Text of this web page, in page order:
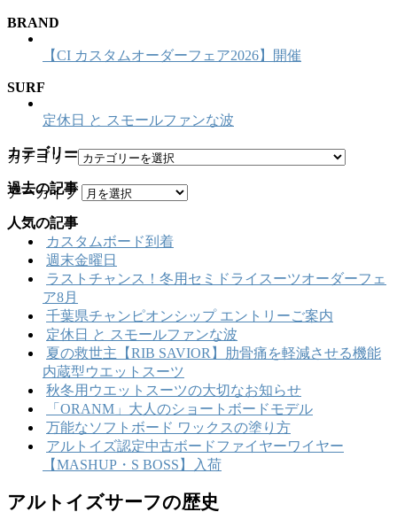
BRAND
【CI カスタムオーダーフェア2026】開催
SURF
定休日 と スモールファンな波
カテゴリー
カテゴリー
過去の記事
アーカイブ
人気の記事
カスタムボード到着
週末金曜日
ラストチャンス！冬用セミドライスーツオーダーフェ
ア8月
千葉県チャンピオンシップ エントリーご案内
定休日 と スモールファンな波
夏の救世主【RIB SAVIOR】肋骨痛を軽減させる機能
内蔵型ウエットスーツ
秋冬用ウエットスーツの大切なお知らせ
「ORANM」大人のショートボードモデル
万能なソフトボード ワックスの塗り方
アルトイズ認定中古ボードファイヤーワイヤー
【MASHUP・S BOSS】入荷
アルトイズサーフの歴史